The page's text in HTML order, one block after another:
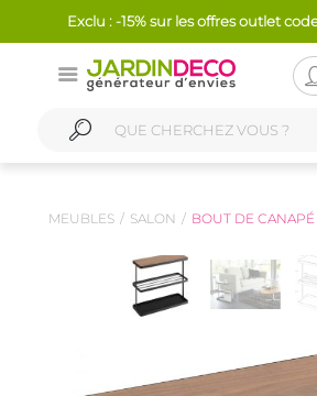
Exclu : -15% sur les offres outlet
MEUBLES SALON BOUT DE CANAPÉ